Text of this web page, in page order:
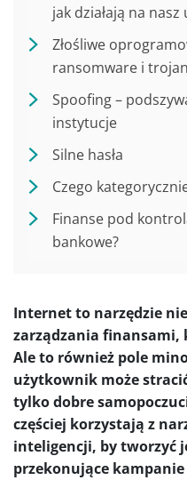
jak działają na nasz
Złośliwe
ransomware i
Spoofing –
instytucje
Silne hasła
Czego
Finanse pod
bankowe?
Internet to narzędzie
zarządzania
Ale to również pole
użytkownik może
tylko dobre
częściej korzystają z
inteligencji, by tworzyć
przekonujące